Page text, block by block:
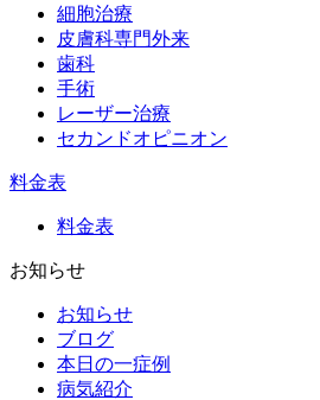
細胞治療
皮膚科専門外来
歯科
手術
レーザー治療
セカンドオピニオン
料金表
料金表
お知らせ
お知らせ
ブログ
本日の一症例
病気紹介